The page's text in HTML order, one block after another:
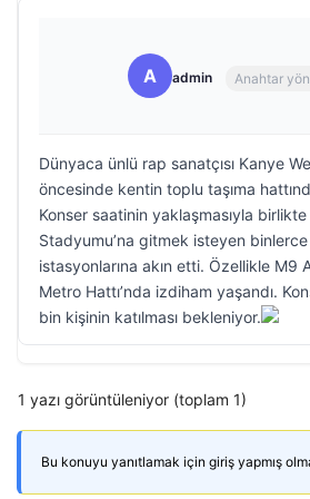
A admin Anahtar
Dünyaca ünlü rap sanatçısı Kanye
öncesinde kentin toplu taşıma
Konser saatinin yaklaşmasıyla
Stadyumu’na gitmek isteyen
istasyonlarına akın etti. Özellikle M9
Metro Hattı’nda izdiham yaşandı.
bin kişinin katılması bekleniyor.
1 yazı görüntüleniyor (toplam 1)
Bu konuyu yanıtlamak için giriş yapmış